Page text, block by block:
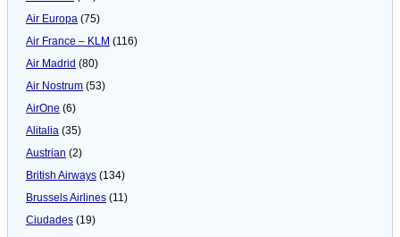
Air Europa (75)
Air France – KLM (116)
Air Madrid (80)
Air Nostrum (53)
AirOne (6)
Alitalia (35)
Austrian (2)
British Airways (134)
Brussels Airlines (11)
Ciudades (19)